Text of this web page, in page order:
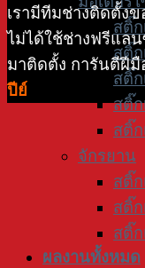
สติ๊
สติ๊
สติ๊
สติ๊ก
สติ๊ก
จักรยาน
สติ๊
สติ๊
สติ๊
ผลงานทั้งหมด
เรามีทีมช่างติดตั้ง
ไม่ได้ใช้ช่างฟรีแล
มาติดตั้ง การันตีฝีมื
ปีย์